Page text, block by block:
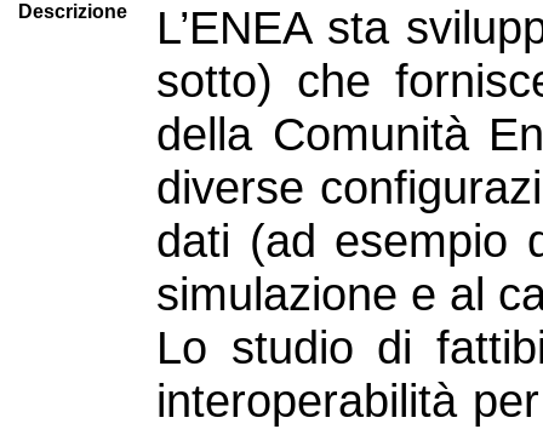
Descrizione
L’ENEA sta
sotto) che
della Comunità
diverse
dati (ad esempio
simulazione e al
Lo studio di
interoperabilità